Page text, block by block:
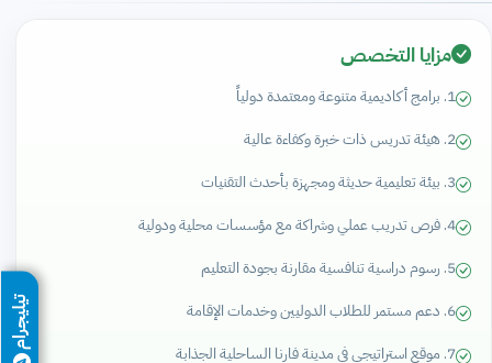
مزايا التخصص
1. برامج أكاديمية متنوعة ومعتمدة دولياً
2. هيئة تدريس ذات خبرة وكفاءة عالية
3. بيئة تعليمية حديثة ومجهزة بأحدث التقنيات
4. فرص تدريب عملي وشراكة مع مؤسسات محلية ودولية
5. رسوم دراسية تنافسية مقارنة بجودة التعليم
6. دعم مستمر للطلاب الدوليين وخدمات الإقامة
7. موقع استراتيجي في مدينة فارنا الساحلية الجذابة
تيليجرام